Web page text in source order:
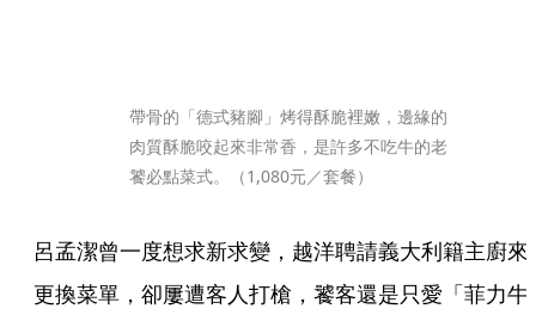
帶骨的「德式豬腳」烤得酥脆裡嫩，邊緣的
肉質酥脆咬起來非常香，是許多不吃牛的老
饕必點菜式。（1,080元／套餐）
呂孟潔曾一度想求新求變，越洋聘請義大利籍主廚來
更換菜單，卻屢遭客人打槍，饕客還是只愛「菲力牛